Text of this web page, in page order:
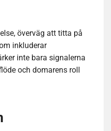
överväg att titta på
inkluderar
inte bara signalerna
och domarens roll